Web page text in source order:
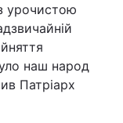
урочистою
наш народ
Патріарх